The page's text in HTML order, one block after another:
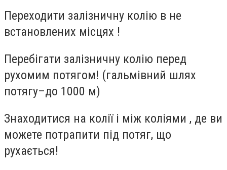
Переходити залізничну колію в не
встановлених місцях !
Перебігати залізничну колію перед
рухомим потягом! (гальмівний шлях
потягу–до 1000 м)
Знаходитися на колії і між коліями , де ви
можете потрапити під потяг, що
рухається!